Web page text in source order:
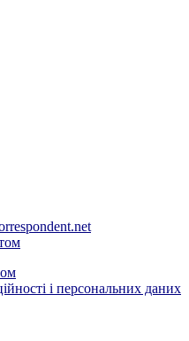
і персональних даних